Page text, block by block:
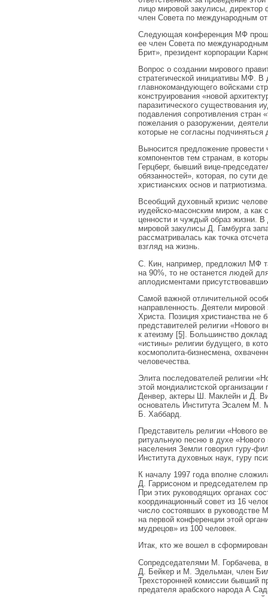
лицо мировой закулисы,
член Совета по международным
Следующая конференция МФ
ее член Совета по
Брит», президент корпорации
Вопрос о создании мирового
стратегической инициативы МФ.
главнокомандующего войсками
конструирования «новой
паразитического существования
подавления сопротивления стран
пожелания о разоружении,
которые не согласны
Выносится предложение
компонентов тем странам, в
Герцберг, бывший вице-
обязанностей», которая, по сути
христианских основ и патриотизма.
Всеобщий духовный кризис
иудейско-масонским миром, а как
ценности и чуждый образ жизни.
мировой закулисы Д. Гамбурга
рассматривалась как точка
взгляд на жизнь.
С. Кин, например, предложил МФ
на 90%, то не останется людей
аплодисментами
Самой важной отличительной
направленность. Деятели
Христа. Позиция христианства
представителей религии «Нового
к атеизму [5] . Большинство
«истины» религии будущего, в
космополита-бизнесмена,
человечества.
Элита последователей религии
этой мондиалистской
Денвер, актеры Ш. Маклейн и Д.
основатель Института Эсалем М.
Б. Хаббард.
Представитель религии «Нового
ритуальную песню в духе «Нового
населения Земли говорил гуру-
Института духовных наук, гуру
К началу 1997 года вполне
Д. Гаррисоном и председателем
При этих руководящих органах
координационный совет из 16
число состоявших в руководстве
на первой конференции этой
мудрецов» из 100 человек.
Итак, кто же вошел в
Сопредседателями М. Горбачева,
Д. Бейкер и М. Эдельман, член
Трехсторонней комиссии бывший
предателя арабского народа А